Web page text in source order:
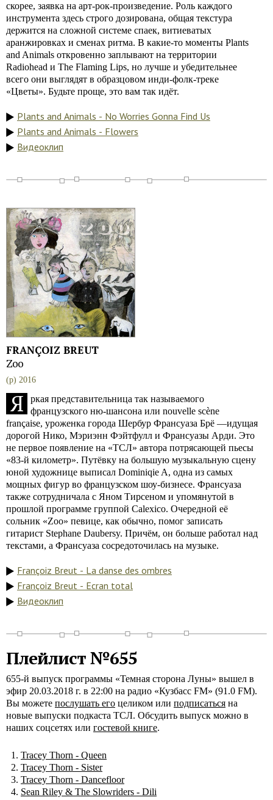
скорее, заявка на арт-рок-произведение. Роль каждого
инструмента здесь строго дозирована, общая текстура
держится на сложной системе спаек, витиеватых
аранжировках и сменах ритма. В какие-то моменты Plants
and Animals откровенно заплывают на территории
Radiohead и The Flaming Lips, но лучше и убедительнее
всего они выглядят в образцовом инди-фолк-треке
«Цветы». Будьте проще, это вам так идёт.
Plants and Animals - No Worries Gonna Find Us
Plants and Animals - Flowers
Видеоклип
FRANÇOIZ BREUT
Zoo
(p) 2016
Я
ркая представительница так называемого
французского ню-шансона или nouvelle scène
française, уроженка города Шербур Франсуаза Брё —идущая
дорогой Нико, Мэриэнн Фэйтфулл и Франсуазы Арди. Это
не первое появление на «ТСЛ» автора потрясающей пьесы
«83-й километр». Путёвку на большую музыкальную сцену
юной художнице выписал Dominiqie A, одна из самых
мощных фигур во французском шоу-бизнесе. Франсуаза
также сотрудничала с Яном Тирсеном и упомянутой в
прошлой программе группой Calexico. Очередной её
сольник «Zoo» певице, как обычно, помог записать
гитарист Stephane Daubersy. Причём, он больше работал над
текстами, а Франсуаза сосредоточилась на музыке.
Françoiz Breut - La danse des ombres
Françoiz Breut - Ecran total
Видеоклип
Плейлист №655
655-й выпуск программы «Темная сторона Луны» вышел в
эфир 20.03.2018 г. в 22:00 на радио «Кузбасс FM» (91.0 FM).
Вы можете послушать его целиком или подписаться на
новые выпуски подкаста ТСЛ. Обсудить выпуск можно в
наших соцсетях или гостевой книге.
Tracey Thorn - Queen
Tracey Thorn - Sister
Tracey Thorn - Dancefloor
Sean Riley & The Slowriders - Dili